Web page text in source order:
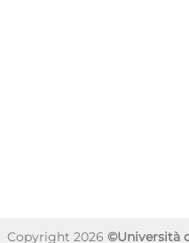
Copyright 2026 ©Università